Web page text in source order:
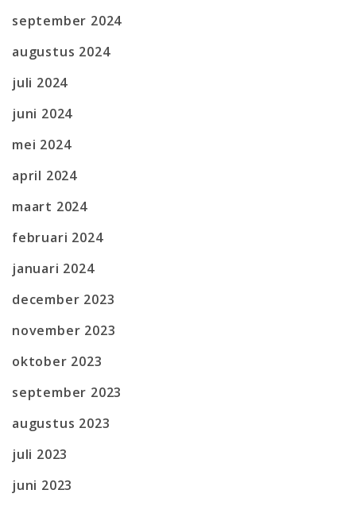
september 2024
augustus 2024
juli 2024
juni 2024
mei 2024
april 2024
maart 2024
februari 2024
januari 2024
december 2023
november 2023
oktober 2023
september 2023
augustus 2023
juli 2023
juni 2023